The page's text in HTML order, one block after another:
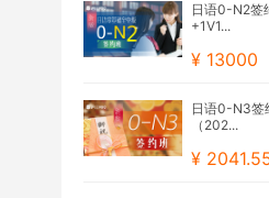
日语0-N2签
+1V1...
¥ 13000
日语0-N3签
（202...
¥